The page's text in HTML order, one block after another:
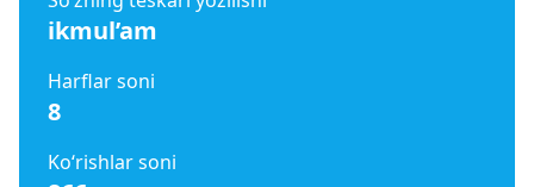
ikmul’am
Harflar soni
8
Ko‘rishlar soni